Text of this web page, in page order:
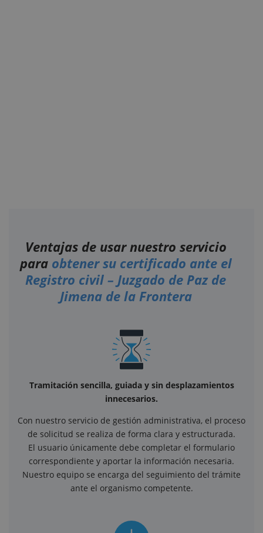
Ventajas de usar nuestro servicio
para obtener su certificado ante el
Registro civil – Juzgado de Paz de
Jimena de la Frontera
Tramitación sencilla, guiada y sin desplazamientos
innecesarios.
Con nuestro servicio de gestión administrativa, el proceso
de solicitud se realiza de forma clara y estructurada.
El usuario únicamente debe completar el formulario
correspondiente y aportar la información necesaria.
Nuestro equipo se encarga del seguimiento del trámite
ante el organismo competente.